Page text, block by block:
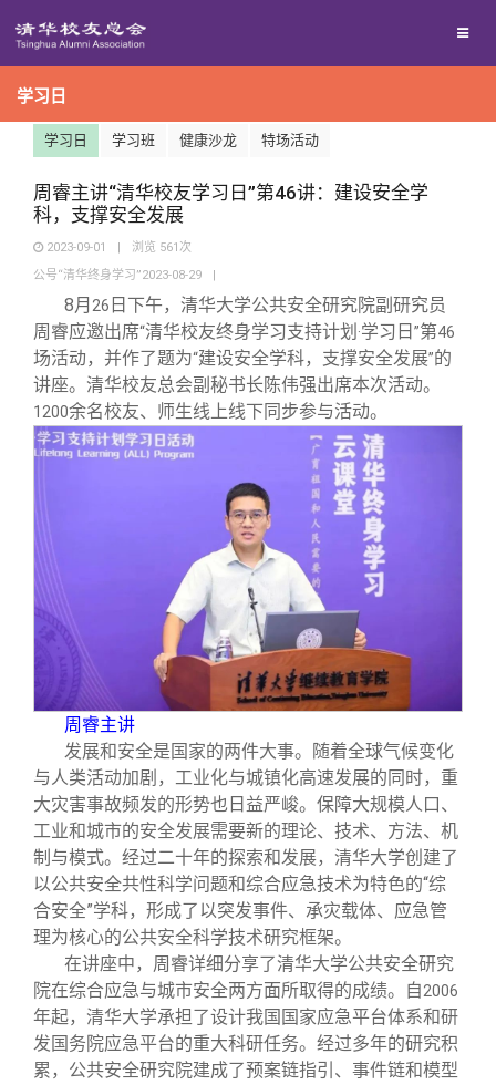
校友视界
校友总会
总会简介
会长致辞
总会章程
理事会名单
制度法规
联系我们
关闭
学习日
学习日 学习班 健康沙龙 特场活动
周睿主讲“清华校友学习日”第46讲：建设安全学
科，支撑安全发展
2023-09-01 | 浏览 561 次
公号“清华终身学习”2023-08-29
|
8月 26 日下午，清华大学公共安全研究院副研究员
周睿应邀出席“清华校友终身学习支持计划 ·学习日 ”第46
场活动，并作了题为“建设安全学科，支撑安全发展”的
讲座。清华校友总会副秘书长陈伟强出席本次活动。
1200余名校友、师生线上线下同步参与活动。
周睿主讲
发展和安全是国家的两件大事。随着全球气候变化
与人类活动加剧，工业化与城镇化高速发展的同时，重
大灾害事故频发的形势也日益严峻。保障大规模人口、
工业和城市的安全发展需要新的理论、技术、方法、机
制与模式。经过二十年的探索和发展，清华大学创建了
以公共安全共性科学问题和综合应急技术为特色的“综
合安全”学科，形成了以突发事件、承灾载体、应急管
理为核心的公共安全科学技术研究框架。
在讲座中，周睿详细分享了清华大学公共安全研究
院在综合应急与城市安全两方面所取得的成绩。自2006
年起，清华大学承担了设计我国国家应急平台体系和研
发国务院应急平台的重大科研任务。经过多年的研究积
累，公共安全研究院建成了预案链指引、事件链和模型